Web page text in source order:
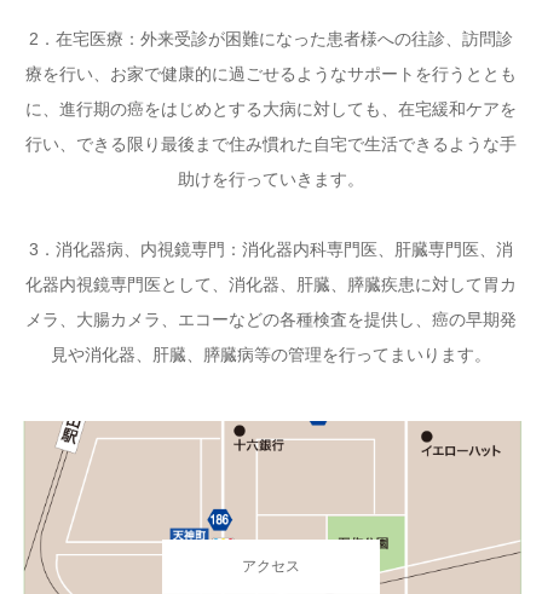
2．在宅医療：外来受診が困難になった患者様への往診、訪問診
療を行い、お家で健康的に過ごせるようなサポートを行うととも
に、進行期の癌をはじめとする大病に対しても、在宅緩和ケアを
行い、できる限り最後まで住み慣れた自宅で生活できるような手
助けを行っていきます。
3．消化器病、内視鏡専門：消化器内科専門医、肝臓専門医、消
化器内視鏡専門医として、消化器、肝臓、膵臓疾患に対して胃カ
メラ、大腸カメラ、エコーなどの各種検査を提供し、癌の早期発
見や消化器、肝臓、膵臓病等の管理を行ってまいります。
アクセス